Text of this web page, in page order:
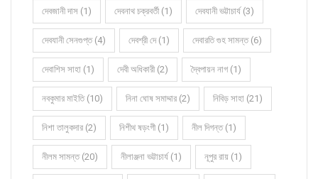
দেবজানী দাস (1) দেবনাথ চক্রবর্তী (1) দেবযানী ভট্টাচার্য (3)
দেবযানী সেনগুপ্ত (4) দেবশ্রী দে (1) দেবারতি গুহ সামন্ত (6)
দেবাশিস সাহা (1) দেবী অধিকারী (2) দ্বৈপায়ন নাগ (1)
নবকুমার মাইতি (10) নিনা ঘোষ সমাদ্দার (2) নিবিড় সাহা (21)
নিশা তালুকদার (2) নিশীথ ষড়ংগী (1) নীল দিগন্ত (1)
নীলম সামন্ত (20) নীলাঞ্জনা ভট্টাচার্য (1) নূপুর রায় (1)